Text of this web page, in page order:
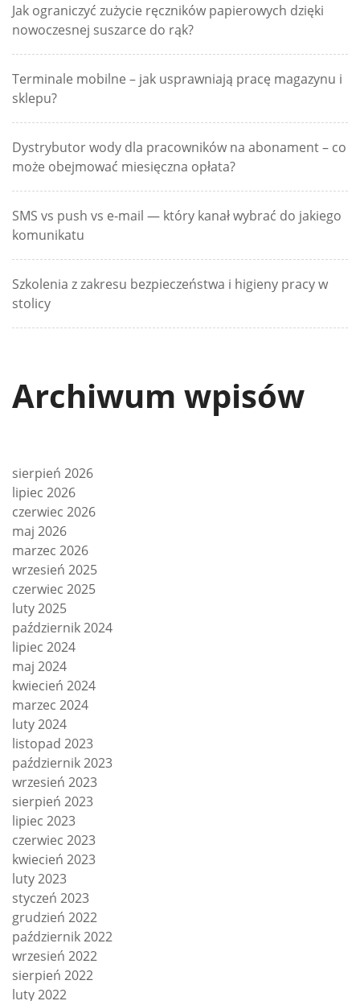
Jak ograniczyć zużycie ręczników papierowych dzięki
nowoczesnej suszarce do rąk?
Terminale mobilne – jak usprawniają pracę magazynu i
sklepu?
Dystrybutor wody dla pracowników na abonament – co
może obejmować miesięczna opłata?
SMS vs push vs e-mail — który kanał wybrać do jakiego
komunikatu
Szkolenia z zakresu bezpieczeństwa i higieny pracy w
stolicy
Archiwum wpisów
sierpień 2026
lipiec 2026
czerwiec 2026
maj 2026
marzec 2026
wrzesień 2025
czerwiec 2025
luty 2025
październik 2024
lipiec 2024
maj 2024
kwiecień 2024
marzec 2024
luty 2024
listopad 2023
październik 2023
wrzesień 2023
sierpień 2023
lipiec 2023
czerwiec 2023
kwiecień 2023
luty 2023
styczeń 2023
grudzień 2022
październik 2022
wrzesień 2022
sierpień 2022
luty 2022